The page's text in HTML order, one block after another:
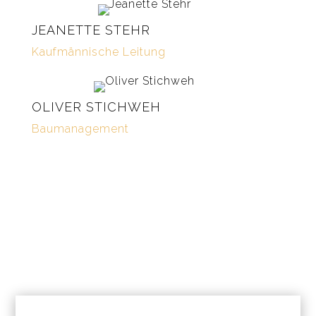
JEANETTE STEHR
Kaufmännische Leitung
OLIVER STICHWEH
Baumanagement